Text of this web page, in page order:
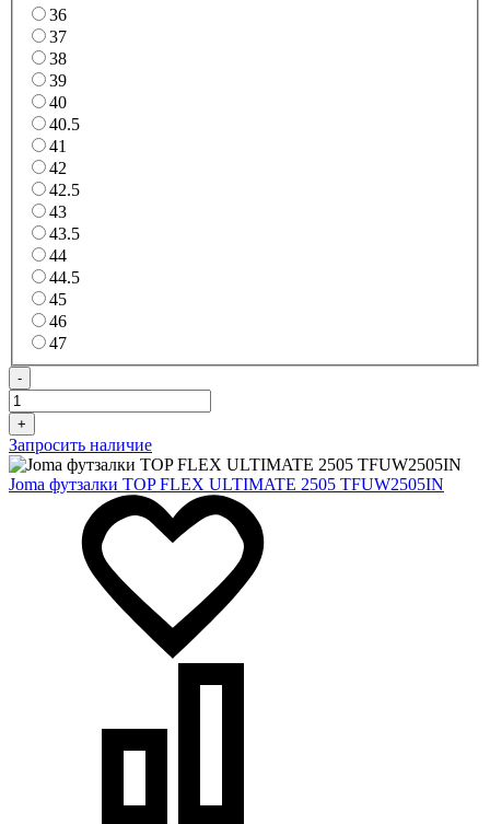
36
37
38
39
40
40.5
41
42
42.5
43
43.5
44
44.5
45
46
47
-
+
Запросить наличие
Joma футзалки TOP FLEX ULTIMATE 2505 TFUW2505IN